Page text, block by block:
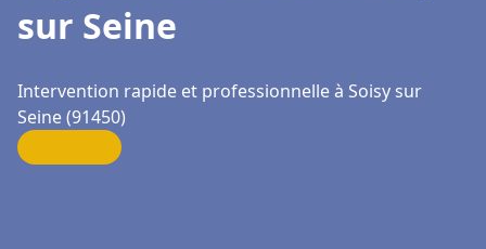
sur Seine
Intervention rapide et professionnelle à Soisy sur
Seine (91450)